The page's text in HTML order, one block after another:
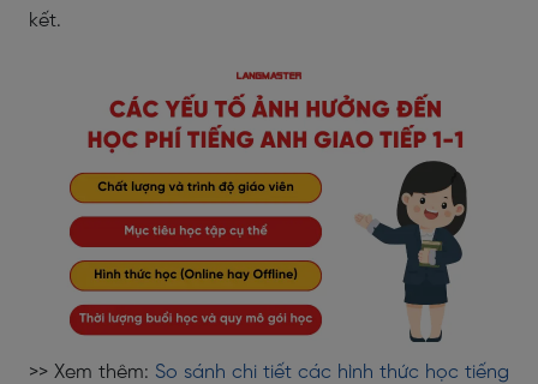
kết.
>> Xem thêm: So sánh chi tiết các hình thức học tiếng